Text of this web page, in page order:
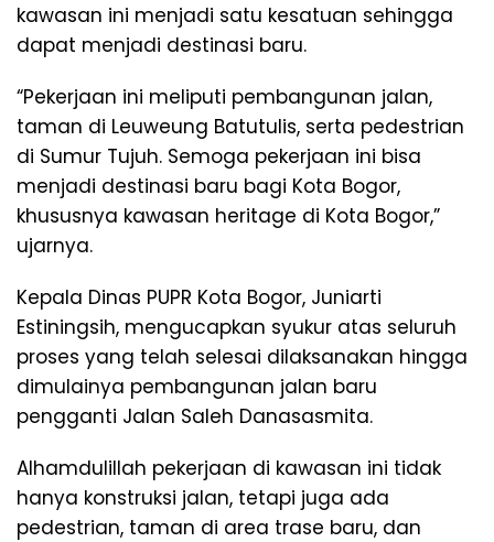
kawasan ini menjadi satu kesatuan sehingga
dapat menjadi destinasi baru.
“Pekerjaan ini meliputi pembangunan jalan,
taman di Leuweung Batutulis, serta pedestrian
di Sumur Tujuh. Semoga pekerjaan ini bisa
menjadi destinasi baru bagi Kota Bogor,
khususnya kawasan heritage di Kota Bogor,”
ujarnya.
Kepala Dinas PUPR Kota Bogor, Juniarti
Estiningsih, mengucapkan syukur atas seluruh
proses yang telah selesai dilaksanakan hingga
dimulainya pembangunan jalan baru
pengganti Jalan Saleh Danasasmita.
Alhamdulillah pekerjaan di kawasan ini tidak
hanya konstruksi jalan, tetapi juga ada
pedestrian, taman di area trase baru, dan